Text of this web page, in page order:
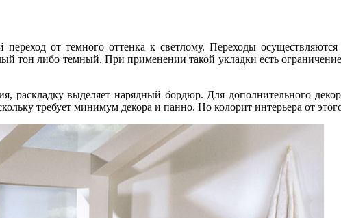
от темного оттенка к светлому. Переходы
либо темный. При применении такой укладки есть ограничение,
раскладку выделяет нарядный бордюр. Для дополнительного
требует минимум декора и панно. Но колорит интерьера от